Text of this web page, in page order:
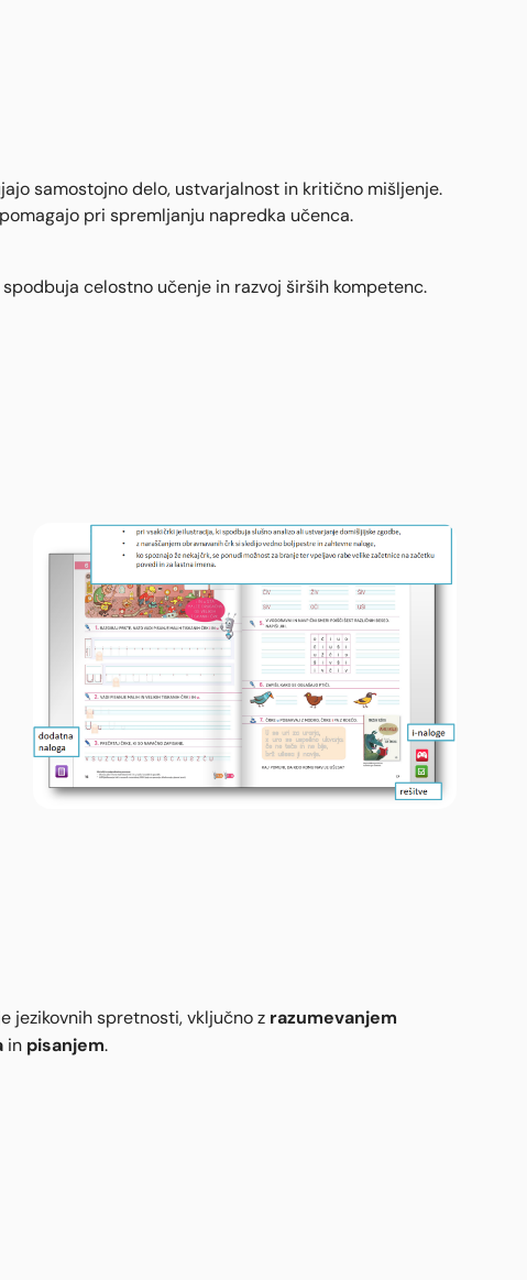
samostojno delo, ustvarjalnost in kritično mišljenje.
pri spremljanju napredka učenca.
celostno učenje in razvoj širših kompetenc.
jezikovnih spretnosti, vključno z razumevanjem
in pisanjem.